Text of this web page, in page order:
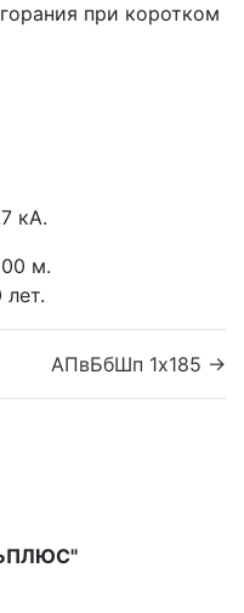
при коротком
кА.
м.
АПвБбШп 1x185 →